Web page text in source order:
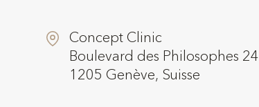
Concept Clinic
Boulevard des Philosophes 24
1205 Genève, Suisse